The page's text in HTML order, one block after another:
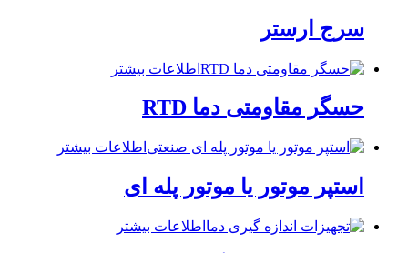
سرج ارستر
اطلاعات بیشتر
حسگر مقاومتی دما RTD
اطلاعات بیشتر
استپر موتور یا موتور پله ای
اطلاعات بیشتر